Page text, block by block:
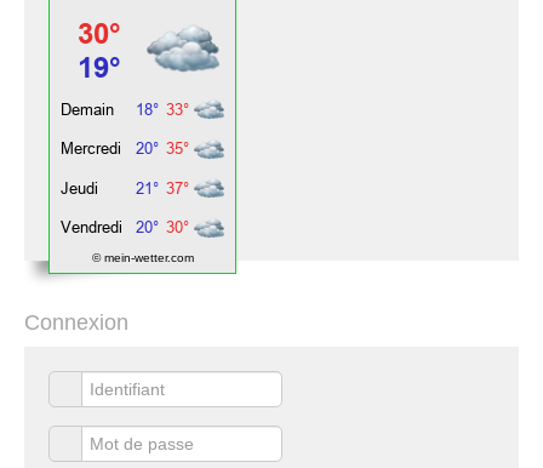
© mein-wetter.com
Connexion